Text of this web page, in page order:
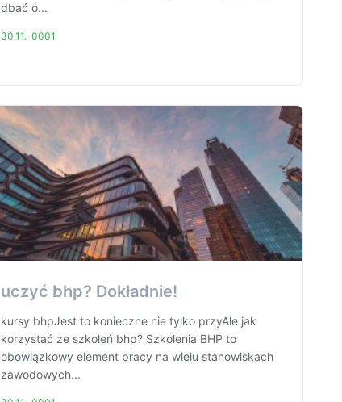
dbać o...
30.11.-0001
uczyć bhp? Dokładnie!
kursy bhpJest to konieczne nie tylko przyAle jak
korzystać ze szkoleń bhp? Szkolenia BHP to
obowiązkowy element pracy na wielu stanowiskach
zawodowych...